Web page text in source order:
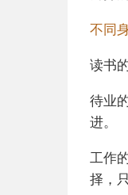
不同
读书
待业
进。
工作
择，